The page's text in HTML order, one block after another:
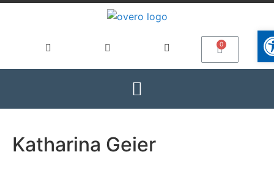
Katharina Geier